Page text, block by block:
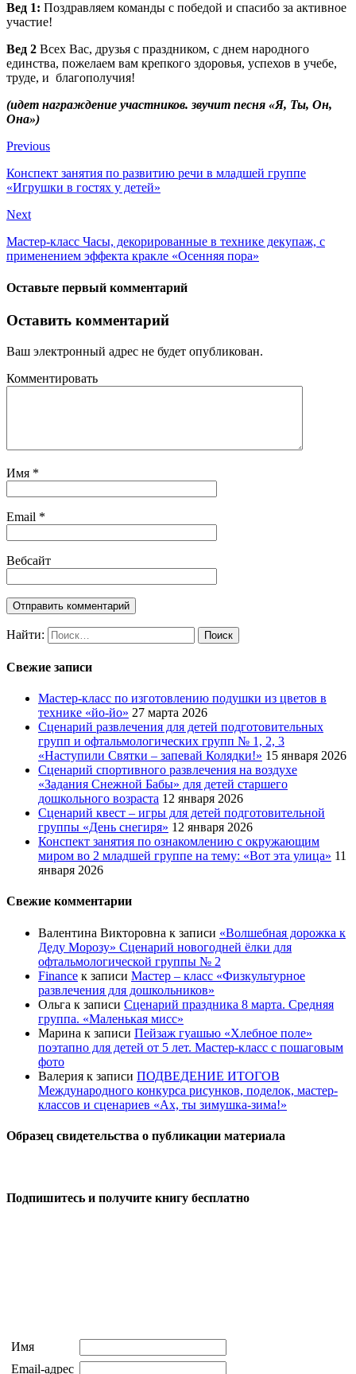
Вед 1: Поздравляем команды с победой и спасибо за активное
участие!
Вед 2 Всех Вас, друзья с праздником, с днем народного
единства, пожелаем вам крепкого здоровья, успехов в учебе,
труде, и благополучия!
(идет награждение участников. звучит песня «Я, Ты, Он,
Она»)
Previous
Конспект занятия по развитию речи в младшей группе
«Игрушки в гостях у детей»
Next
Мастер-класс Часы, декорированные в технике декупаж, с
применением эффекта кракле «Осенняя пора»
Оставьте первый комментарий
Оставить комментарий
Ваш электронный адрес не будет опубликован.
Комментировать
Имя *
Email *
Вебсайт
Найти:
Свежие записи
Мастер-класс по изготовлению подушки из цветов в
технике «йо-йо» 27 марта 2026
Сценарий развлечения для детей подготовительных
групп и офтальмологических групп № 1, 2, 3
«Наступили Святки – запевай Колядки!» 15 января 2026
Сценарий спортивного развлечения на воздухе
«Задания Снежной Бабы» для детей старшего
дошкольного возраста 12 января 2026
Сценарий квест – игры для детей подготовительной
группы «День снегиря» 12 января 2026
Конспект занятия по ознакомлению с окружающим
миром во 2 младшей группе на тему: «Вот эта улица» 11
января 2026
Свежие комментарии
Валентина Викторовна к записи «Волшебная дорожка к
Деду Морозу» Сценарий новогодней ёлки для
офтальмологической группы № 2
Finance к записи Мастер – класс «Физкультурное
развлечения для дошкольников»
Ольга к записи Сценарий праздника 8 марта. Средняя
группа. «Маленькая мисс»
Марина к записи Пейзаж гуашью «Хлебное поле»
поэтапно для детей от 5 лет. Мастер-класс с пошаговым
фото
Валерия к записи ПОДВЕДЕНИЕ ИТОГОВ
Международного конкурса рисунков, поделок, мастер-
классов и сценариев «Ах, ты зимушка-зима!»
Образец свидетельства о публикации материала
Подпишитесь и получите книгу бесплатно
Имя
Email-адрес